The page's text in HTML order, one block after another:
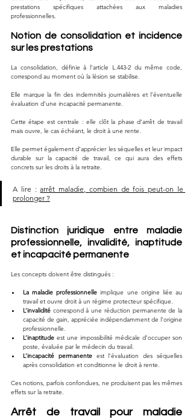
prestations spécifiques attachées aux maladies
professionnelles.
Notion de consolidation et incidence
sur les prestations
La consolidation, définie à l’article L.443-2 du même code,
correspond au moment où la lésion se stabilise.
Elle marque la fin des indemnités journalières et l’éventuelle
évaluation d’une incapacité permanente.
Cette étape est centrale : elle clôt la phase d’arrêt de travail
mais ouvre, le cas échéant, le droit à une rente.
Elle permet également d’apprécier les séquelles et leur impact
durable sur la capacité de travail, ce qui aura des effets
concrets sur les droits à la retraite.
A lire : arrêt maladie, combien de fois peut-on le
prolonger ?
Distinction juridique entre maladie
professionnelle, invalidité, inaptitude
et incapacité permanente
Les concepts doivent être distingués :
La maladie professionnelle implique une origine liée au
travail et ouvre droit à un régime protecteur spécifique.
L’invalidité correspond à une réduction permanente de la
capacité de gain, appréciée indépendamment de l’origine
professionnelle.
L’inaptitude est une impossibilité médicale d’occuper son
poste, évaluée par le médecin du travail.
L’incapacité permanente est l’évaluation des séquelles
après consolidation et conditionne le droit à rente.
Ces notions, parfois confondues, ne produisent pas les mêmes
effets sur la retraite.
Arrêt de travail pour maladie